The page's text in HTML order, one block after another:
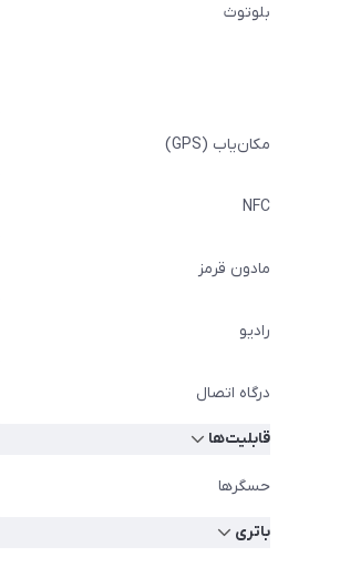
بلوتوث
مکان‌یاب (GPS)
NFC
مادون قرمز
رادیو
درگاه اتصال
قابلیت‌ها
حسگرها
باتری